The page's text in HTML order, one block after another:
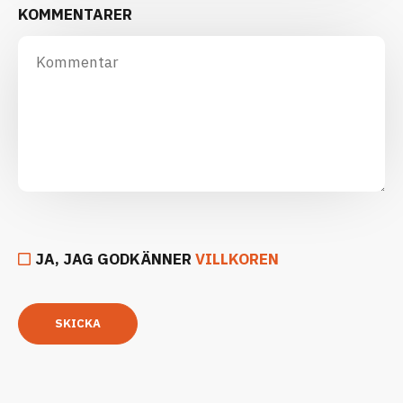
KOMMENTARER
JA, JAG GODKÄNNER VILLKOREN
SKICKA